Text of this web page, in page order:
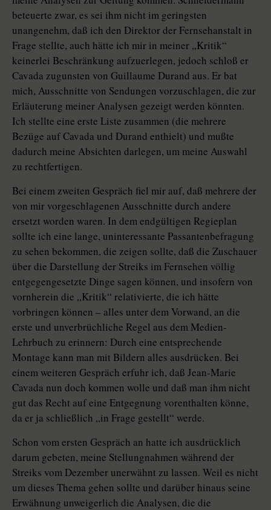
beteuerte zwar, es sei ihm nicht im geringsten
unangenehm, daß ich den Direktor der Fernsehanstalt in
Frage stellte, auch hätte ich mir in meiner „Kritik“
keinerlei Beschränkung aufzuerlegen, jedoch schloß er
Cavada zugunsten von Guillaume Durand aus. Er bat
mich, Ausschnitte von Sendungen vorzuschlagen, die zur
Erläuterung meiner Analysen gezeigt werden könnten.
Ich stellte eine erste Liste zusammen (die mehrere
Bezüge auf Cavada und Durand enthielt) und mußte
dadurch meine Absichten darlegen, um meine Auswahl
zu rechtfertigen.
Bei einem zweiten Gespräch fiel mir auf, daß mehrere der
von mir vorgeschlagenen Ausschnitte durch andere
ersetzt worden waren. In dem endgültigen Regieplan
sollte ich eine lange, uninteressante Passantenbefragung
zu sehen bekommen, die zeigen sollte, daß die Zuschauer
über die Darstellung der Streiks im Fernsehen völlig
entgegengesetzte Dinge sagen können, und insofern von
vornherein die „Kritik“ relativierte, die ich hätte
vorbringen können – alles unter dem Vorwand, an die
erste und unverbrüchliche Regel aus dem Medien-
Lehrbuch zu erinnern: Durch eine entsprechende
Montage kann man mit Bildern alles ausdrücken. Bei
einem weiteren Gespräch erfuhr ich, daß Jean-Marie
Cavada nun doch kommen wolle und daß man ihm nicht
gut das Recht auf eine Entgegnung vorenthalten könne,
da er ja schließlich „in Frage gestellt“ werde.
Schon vom ersten Gespräch an hatte ich ausdrücklich
darum gebeten, meine Stellungnahmen während der
Streiks vom Dezember unerwähnt zu lassen. Weil es nicht
um dieses Thema gehen sollte und darüber hinaus seine
Erwähnung unweigerlich die Analysen, die die